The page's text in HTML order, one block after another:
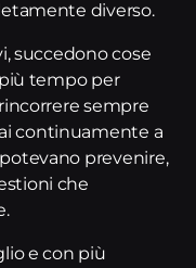
diverso.
succedono cose
tempo per
sempre
continuamente a
prevenire,
che
e con più